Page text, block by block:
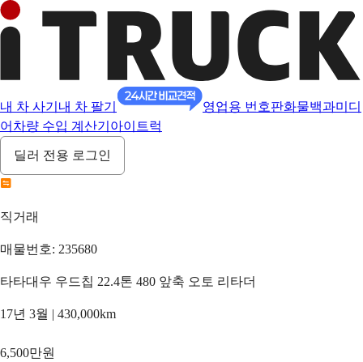
내 차 사기 내 차 팔기 영업용 번호판화물백과미디
어 차량 수입 계산기 아이트럭
딜러 전용 로그인
직거래
매물번호: 235680
타타대우 우드칩 22.4톤 480 앞축 오토 리타더
17년 3월 | 430,000km
6,500만원